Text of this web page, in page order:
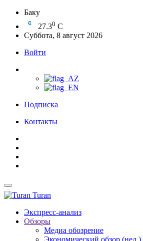
Баку
27.30 C
Суббота, 8 август 2026
Войти
Подписка
Контакты
Turan
Экспресс-анализ
Обзоры
Медиа обозрение
Экономический обзор (нед.)